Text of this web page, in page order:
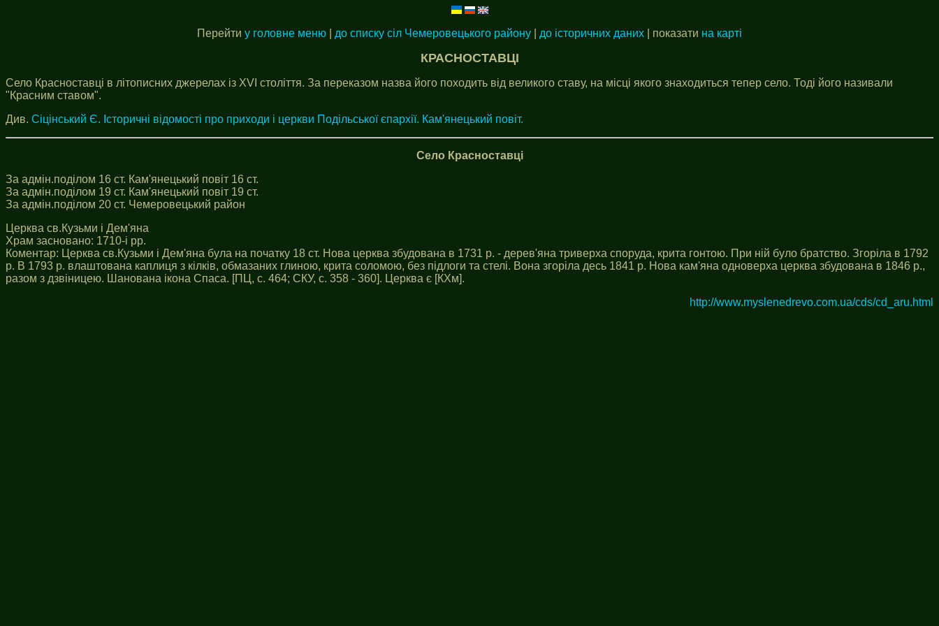
Перейти у головне меню до списку сіл Чемеровецького району до історичних даних | показати на карті
КРАСНОСТАВЦІ
Село Красноставці в літописних джерелах із XVI століття. За переказом назва його походить від великого ставу, на місці якого знаходиться тепер село. Тоді його називали
"Красним ставом".
Див. Сіцінський Є. Історичні відомості про приходи і церкви Подільської єпархії. Кам'янецький повіт.
Село Красноставці
За адмін.поділом 16 ст. Кам'янецький повіт 16 ст.
За адмін.поділом 19 ст. Кам'янецький повіт 19 ст.
За адмін.поділом 20 ст. Чемеровецький район
Церква св.Кузьми і Дем'яна
Храм засновано: 1710-і рр.
Коментар: Церква св.Кузьми і Дем'яна була на початку 18 ст. Нова церква збудована в 1731 р. - дерев'яна триверха споруда, крита гонтою. При ній було братство. Згоріла в 1792
р. В 1793 р. влаштована каплиця з кілків, обмазаних глиною, крита соломою, без підлоги та стелі. Вона згоріла десь 1841 р. Нова кам'яна одноверха церква збудована в 1846 р.,
разом з дзвіницею. Шанована ікона Спаса. [ПЦ, с. 464; СКУ, с. 358 - 360]. Церква є [КХм].
http://www.myslenedrevo.com.ua/cds/cd_aru.html